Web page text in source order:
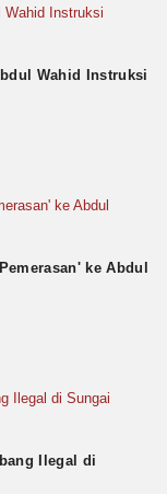
Wahid Instruksi
ke Abdul
Ilegal di